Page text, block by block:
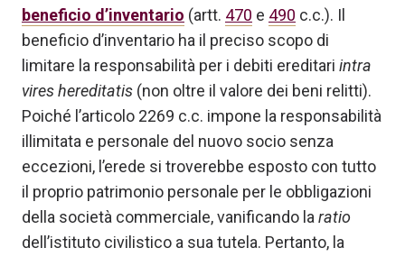
beneficio d’inventario (artt. 470 e 490 c.c.). Il
beneficio d’inventario ha il preciso scopo di
limitare la responsabilità per i debiti ereditari intra
vires hereditatis (non oltre il valore dei beni relitti).
Poiché l’articolo 2269 c.c. impone la responsabilità
illimitata e personale del nuovo socio senza
eccezioni, l’erede si troverebbe esposto con tutto
il proprio patrimonio personale per le obbligazioni
della società commerciale, vanificando la ratio
dell’istituto civilistico a sua tutela. Pertanto, la